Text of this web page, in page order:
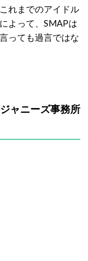
れまでのアイドル
よって、SMAPは
っても過言ではな
ャニーズ事務所